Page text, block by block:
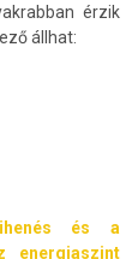
érzik
állhat:
és a
energiaszint